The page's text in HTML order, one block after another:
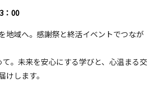
：00
地域へ。感謝祭と終活イベントでつなが
。未来を安心にする学びと、心温まる交
けします。